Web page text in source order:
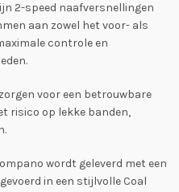
2-speed naafversnellingen
aan zowel het voor- als
controle en
voor een betrouwbare
risico op lekke banden,
wordt geleverd met een
in een stijlvolle Coal